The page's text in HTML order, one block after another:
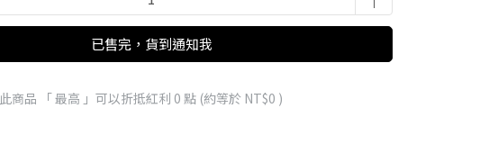
已售完，貨到通知我
此商品 「 最高 」可以折抵紅利 0 點 (約等於 NT$0 )